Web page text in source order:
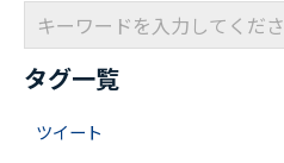
タグ一覧
ツイート